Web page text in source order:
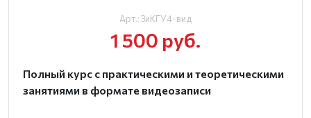
Арт.: ЗиКГУ4-вид
1 500 руб.
Полный курс с практическими и теоретическими
занятиями в формате видеозаписи